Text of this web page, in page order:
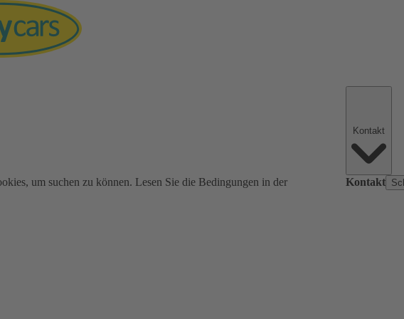
um suchen zu können. Lesen Sie die Bedingungen in der
Kontakt